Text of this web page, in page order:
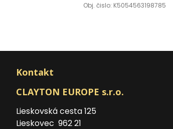
Obj. čislo: K5054563198785
Kontakt
CLAYTON EUROPE s.r.o.
Lieskovská cesta 125
Lieskovec 962 21